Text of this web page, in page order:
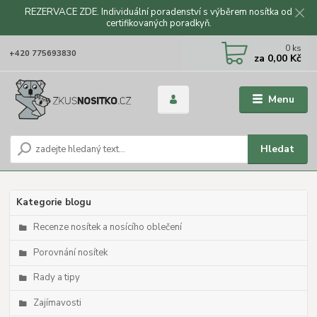
REZERVACE ZDE. Individuální poradenství s výběrem nosítka od
certifikovaných poradkyň.
Menu
Hledat
+420 775693830 0 ks
za 0,00 Kč
Kategorie blogu
Recenze nosítek a nosícího oblečení
Porovnání nosítek
Rady a tipy
Zajímavosti